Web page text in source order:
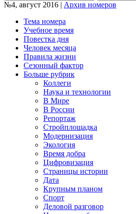
№4, август 2016 | Архив номеров
Тема номера
Учебное время
Повестка дня
Человек месяца
Правила жизни
Сезонный фактор
Больше рубрик
Коллеги
Наука и технологии
В Мире
В России
Репортаж
Стройплощадка
Модернизация
Экология
Время добра
Цифровизация
Страницы истории
Дата
Крупным планом
Спорт
Деловой разговор